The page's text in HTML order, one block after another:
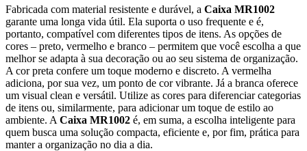
Fabricada com material resistente e durável, a Caixa MR1002
garante uma longa vida útil. Ela suporta o uso frequente e é,
portanto, compatível com diferentes tipos de itens. As opções de
cores – preto, vermelho e branco – permitem que você escolha a que
melhor se adapta à sua decoração ou ao seu sistema de organização.
A cor preta confere um toque moderno e discreto. A vermelha
adiciona, por sua vez, um ponto de cor vibrante. Já a branca oferece
um visual clean e versátil. Utilize as cores para diferenciar categorias
de itens ou, similarmente, para adicionar um toque de estilo ao
ambiente. A Caixa MR1002 é, em suma, a escolha inteligente para
quem busca uma solução compacta, eficiente e, por fim, prática para
manter a organização no dia a dia.